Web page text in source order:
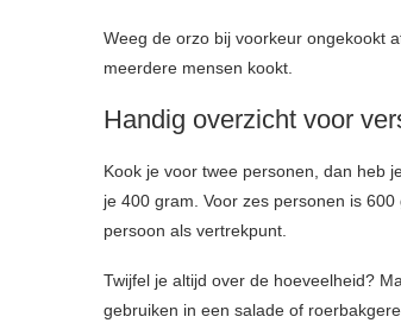
Weeg de orzo bij voorkeur ongekookt
meerdere mensen kookt.
Handig overzicht voor
Kook je voor twee personen, dan heb
je 400 gram. Voor zes personen is
persoon als vertrekpunt.
Twijfel je altijd over de hoeveelheid?
gebruiken in een salade of